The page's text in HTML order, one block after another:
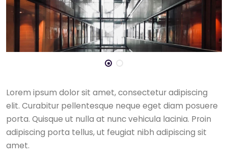
Lorem ipsum dolor sit amet, consectetur adipiscing
elit. Curabitur pellentesque neque eget diam posuere
porta. Quisque ut nulla at nunc vehicula lacinia. Proin
adipiscing porta tellus, ut feugiat nibh adipiscing sit
amet.